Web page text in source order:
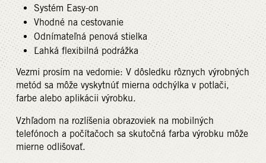
Systém Easy-on
Vhodné na cestovanie
Odnímateľná penová stielka
Ľahká flexibilná podrážka
Vezmi prosím na vedomie: V dôsledku rôznych výrobných
metód sa môže vyskytnúť mierna odchýlka v potlači,
farbe alebo aplikácii výrobku.
Vzhľadom na rozlíšenia obrazoviek na mobilných
telefónoch a počítačoch sa skutočná farba výrobku môže
mierne odlišovať.